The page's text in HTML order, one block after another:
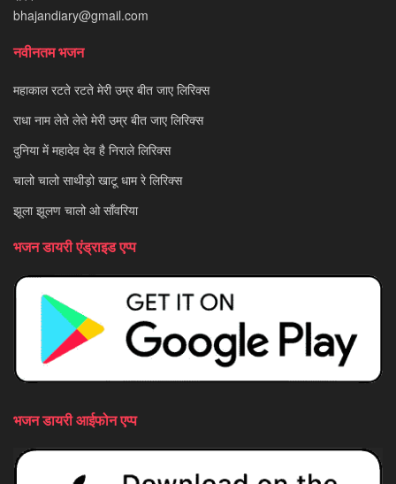
bhajandiary@gmail.com
नवीनतम भजन
महाकाल रटते रटते मेरी उम्र बीत जाए लिरिक्स
राधा नाम लेते लेते मेरी उम्र बीत जाए लिरिक्स
दुनिया में महादेव देव है निराले लिरिक्स
चालो चालो साथीड़ो खाटू धाम रे लिरिक्स
झूला झूलण चालो ओ साँवरिया
भजन डायरी एंड्राइड एप्प
भजन डायरी आईफोन एप्प